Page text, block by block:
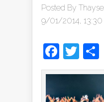
Posted By
9/01/2014, 13:30